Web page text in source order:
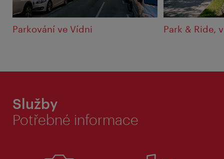
Parkování ve Vídni Park & Ride,
Služby
Potřebné informace